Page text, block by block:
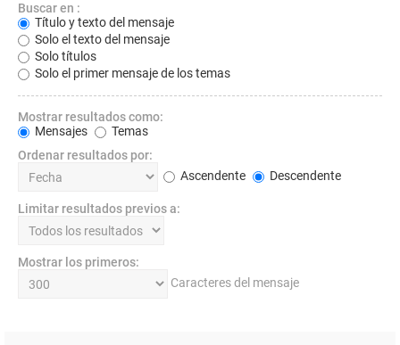
Buscar en :
Título y texto del mensaje
Solo el texto del mensaje
Solo títulos
Solo el primer mensaje de los temas
Mostrar resultados como:
Mensajes
Temas
Ordenar resultados por:
Ascendente
Descendente
Limitar resultados previos a:
Mostrar los primeros:
Caracteres del mensaje